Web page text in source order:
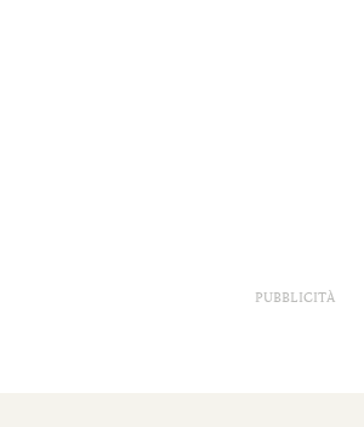
PUBBLICITÀ